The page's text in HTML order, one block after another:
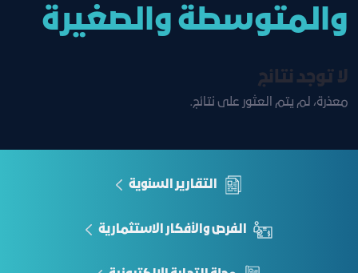
والمتوسطة والصغيرة
لا توجد نتائج
معذرة، لم يتم العثور على نتائج.
التقارير السنوية
الفرص والأفكار الاستثمارية